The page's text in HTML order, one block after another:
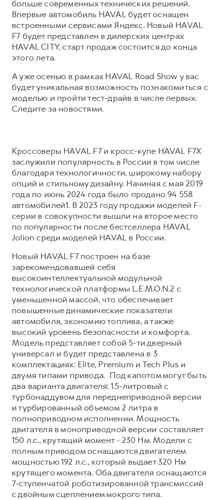
HAVAL Лизинг
АКСЕССУАРЫ HAVAL
Коллекция CITY
Коллекция Базовая
Коллекция Детская
АКСЕССУАРЫ HAVAL
Автомобильные аксессуары
Коллекция CITY
Коллекция Детская
больше современных технических решений.
Впервые автомобиль HAVAL будет оснащен
встроенными сервисами Яндекс. Новый HAVAL
F7 будет представлен в дилерских центрах
HAVAL CITY, старт продаж состоится до конца
этого лета.
А уже осенью в рамках HAVAL Road Show у вас
будет уникальная возможность познакомиться с
моделью и пройти тест-драйв в числе первых.
Следите за новостями.
Кроссоверы HAVAL F7 и кросс-купе HAVAL F7X
заслужили популярность в России в том числе
благодаря технологичности, широкому набору
опций и стильному дизайну. Начиная с мая 2019
года по июнь 2024 года было продано 94 558
автомобилей1. В 2023 году продажи моделей F-
серии в совокупности вышли на второе место
по популярности после бестселлера HAVAL
Jolion среди моделей HAVAL в России.
Новый HAVAL F7 построен на базе
зарекомендовавшей себя
высокоинтеллектуальной модульной
технологической платформы L.E.M.O.N.2 с
уменьшенной массой, что обеспечивает
повышенные динамические показатели
автомобиля, экономию топлива, а также
высокий уровень безопасности и комфорта.
Модель представляет собой 5-ти дверный
универсал и будет представлена в 3
комплектациях: Elite, Premium и Tech Plus и
двумя типами привода. Под капотом могут быть
два варианта двигателя: 1.5-литровый с
турбонаддувом для переднеприводной версии
и турбированный объемом 2 литра в
полноприводном исполнении. Мощность
двигателя в моноприводной версии составляет
150 л.с., крутящий момент - 230 Нм. Модели с
полным приводом оснащаются двигателем
мощностью 192 л.с., который выдает 320 Нм
крутящего момента. Оба двигателя оснащаются
7-ступенчатой роботизированной трансмиссий
с двойным сцеплением мокрого типа.